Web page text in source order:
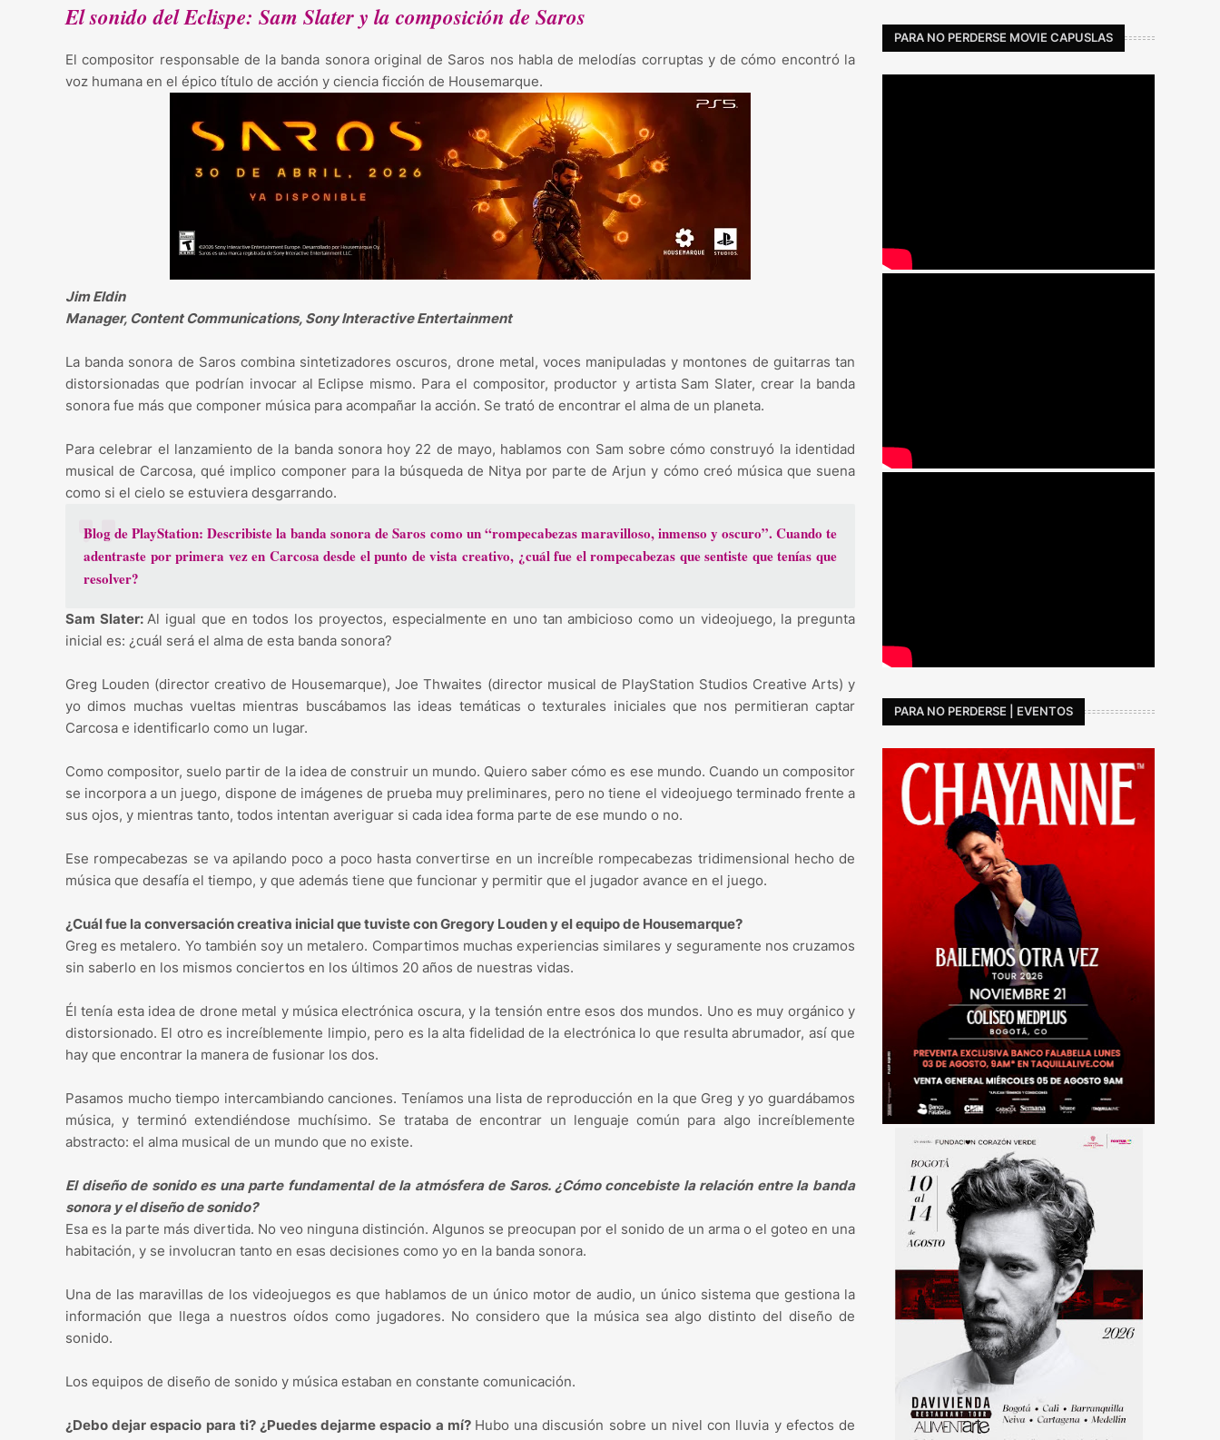
El sonido del Eclispe: Sam Slater y la composición de Saros
El compositor responsable de la banda sonora original de Saros nos habla de melodías corruptas y de cómo encontró la
voz humana en el épico título de acción y ciencia ficción de Housemarque.
Jim Eldin
Manager, Content Communications, Sony Interactive Entertainment
La banda sonora de Saros combina sintetizadores oscuros, drone metal, voces manipuladas y montones de guitarras tan
distorsionadas que podrían invocar al Eclipse mismo. Para el compositor, productor y artista Sam Slater, crear la banda
sonora fue más que componer música para acompañar la acción. Se trató de encontrar el alma de un planeta.
Para celebrar el lanzamiento de la banda sonora hoy 22 de mayo, hablamos con Sam sobre cómo construyó la identidad
musical de Carcosa, qué implico componer para la búsqueda de Nitya por parte de Arjun y cómo creó música que suena
como si el cielo se estuviera desgarrando.
Blog de PlayStation: Describiste la banda sonora de Saros como un “rompecabezas maravilloso, inmenso y oscuro”. Cuando te
adentraste por primera vez en Carcosa desde el punto de vista creativo, ¿cuál fue el rompecabezas que sentiste que tenías que
resolver?
Sam Slater:Al igual que en todos los proyectos, especialmente en uno tan ambicioso como un videojuego, la pregunta
inicial es: ¿cuál será el alma de esta banda sonora?
Greg Louden (director creativo de Housemarque), Joe Thwaites (director musical de PlayStation Studios Creative Arts) y
yo dimos muchas vueltas mientras buscábamos las ideas temáticas o texturales iniciales que nos permitieran captar
Carcosa e identificarlo como un lugar.
Como compositor, suelo partir de la idea de construir un mundo. Quiero saber cómo es ese mundo. Cuando un compositor
se incorpora a un juego, dispone de imágenes de prueba muy preliminares, pero no tiene el videojuego terminado frente a
sus ojos, y mientras tanto, todos intentan averiguar si cada idea forma parte de ese mundo o no.
Ese rompecabezas se va apilando poco a poco hasta convertirse en un increíble rompecabezas tridimensional hecho de
música que desafía el tiempo, y que además tiene que funcionar y permitir que el jugador avance en el juego.
¿Cuál fue la conversación creativa inicial que tuviste con Gregory Louden y el equipo de Housemarque?
Greg es metalero. Yo también soy un metalero. Compartimos muchas experiencias similares y seguramente nos cruzamos
sin saberlo en los mismos conciertos en los últimos 20 años de nuestras vidas.
Él tenía esta idea de drone metal y música electrónica oscura, y la tensión entre esos dos mundos. Uno es muy orgánico y
distorsionado. El otro es increíblemente limpio, pero es la alta fidelidad de la electrónica lo que resulta abrumador, así que
hay que encontrar la manera de fusionar los dos.
Pasamos mucho tiempo intercambiando canciones. Teníamos una lista de reproducción en la que Greg y yo guardábamos
música, y terminó extendiéndose muchísimo. Se trataba de encontrar un lenguaje común para algo increíblemente
abstracto: el alma musical de un mundo que no existe.
El diseño de sonido es una parte fundamental de la atmósfera de Saros. ¿Cómo concebiste la relación entre la banda
sonora y el diseño de sonido?
Esa es la parte más divertida. No veo ninguna distinción. Algunos se preocupan por el sonido de un arma o el goteo en una
habitación, y se involucran tanto en esas decisiones como yo en la banda sonora.
Una de las maravillas de los videojuegos es que hablamos de un único motor de audio, un único sistema que gestiona la
información que llega a nuestros oídos como jugadores. No considero que la música sea algo distinto del diseño de
sonido.
Los equipos de diseño de sonido y música estaban en constante comunicación.
¿Debo dejar espacio para ti? ¿Puedes dejarme espacio a mí? Hubo una discusión sobre un nivel con lluvia y efectos de
PARA NO PERDERSE MOVIE CAPUSLAS
PARA NO PERDERSE | EVENTOS